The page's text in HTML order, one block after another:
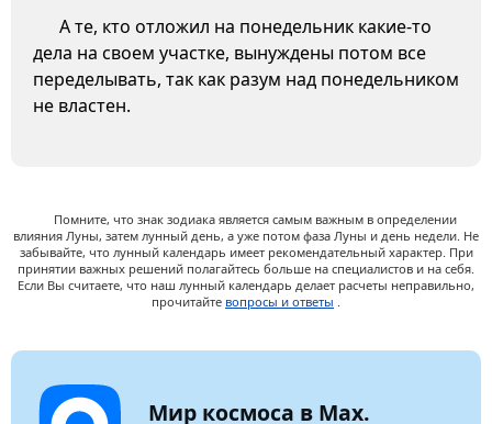
А те, кто отложил на понедельник какие-то
дела на своем участке, вынуждены потом все
переделывать, так как разум над понедельником
не властен.
Помните, что знак зодиака является самым важным в определении
влияния Луны, затем лунный день, а уже потом фаза Луны и день недели. Не
забывайте, что лунный календарь имеет рекомендательный характер. При
принятии важных решений полагайтесь больше на специалистов и на себя.
Если Вы считаете, что наш лунный календарь делает расчеты неправильно,
прочитайте вопросы и ответы .
Мир космоса в Max.